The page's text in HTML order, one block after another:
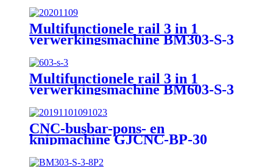
Multifunctionele rail 3 in 1
verwerkingsmachine BM303-S-3
Multifunctionele rail 3 in 1
verwerkingsmachine BM603-S-3
CNC-busbar-pons- en
knipmachine GJCNC-BP-30